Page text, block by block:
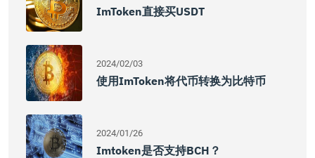
ImToken直接买USDT
2024/02/03
使用imToken将代币转换为比特币
2024/01/26
Imtoken是否支持BCH？